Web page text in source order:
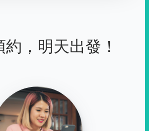
，明天出發！